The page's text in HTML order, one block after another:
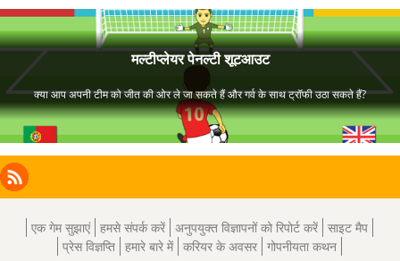
Facebook
Instagram
X
LinkedIn
RSS
एक गेम सुझाएं हमसे संपर्क करें अनुपयुक्त विज्ञापनों को रिपोर्ट करें साइट मैप
प्रेस विज्ञप्ति हमारे बारे में करियर के अवसर गोपनीयता कथन